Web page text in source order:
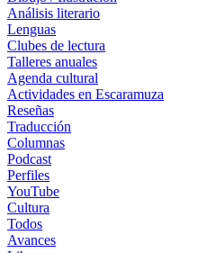
Análisis literario
Lenguas
Clubes de lectura
Talleres anuales
Agenda cultural
Actividades en Escaramuza
Reseñas
Traducción
Columnas
Podcast
Perfiles
YouTube
Cultura
Todos
Avances